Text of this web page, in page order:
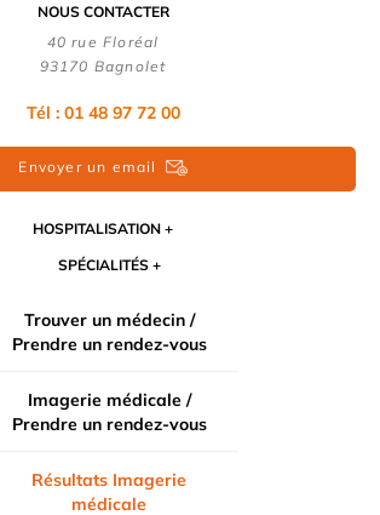
NOUS CONTACTER
40 rue Floréal
93170 Bagnolet
Tél : 01 48 97 72 00
Envoyer un email
HOSPITALISATION
SPÉCIALITÉS
Trouver un médecin /
Prendre un rendez-vous
Imagerie médicale /
Prendre un rendez-vous
Résultats Imagerie
médicale